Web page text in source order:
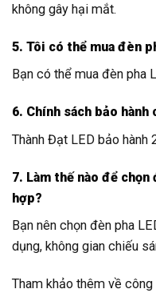
không gây hại mắt.
5. Tôi có thể mua đèn
Bạn có thể mua đèn pha
6. Chính sách bảo hành
Thành Đạt LED bảo hành
7. Làm thế nào để chọn
hợp?
Bạn nên chọn đèn pha
dụng, không gian chiếu
Tham khảo thêm về công